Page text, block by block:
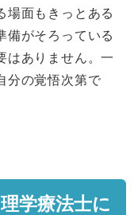
場面もきっとある
備がそろっている
はありません。一
分の覚悟次第で
学療法士に